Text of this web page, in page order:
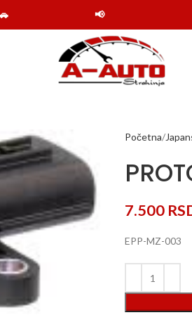
📢 Obaveštenje:
Početna
7.500
EPP-MZ-003